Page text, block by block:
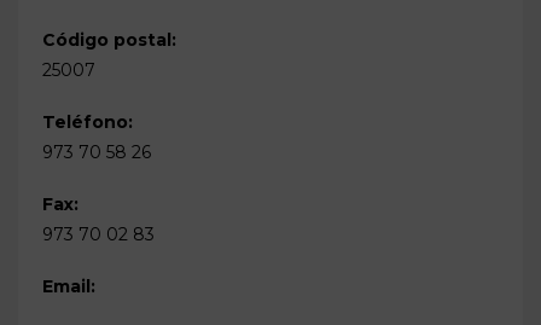
Código postal:
25007
Teléfono:
973 70 58 26
Fax:
973 70 02 83
Email: